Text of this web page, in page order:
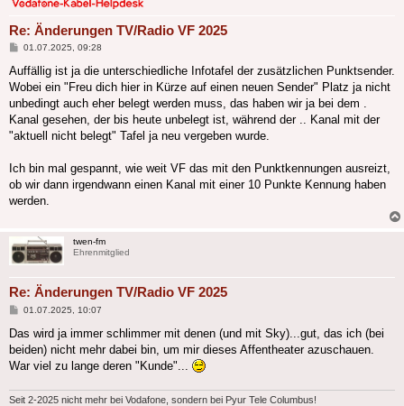
Re: Änderungen TV/Radio VF 2025
Beitrag
01.07.2025, 09:28
Auffällig ist ja die unterschiedliche Infotafel der zusätzlichen Punktsender.
Wobei ein "Freu dich hier in Kürze auf einen neuen Sender" Platz ja nicht
unbedingt auch eher belegt werden muss, das haben wir ja bei dem .
Kanal gesehen, der bis heute unbelegt ist, während der .. Kanal mit der
"aktuell nicht belegt" Tafel ja neu vergeben wurde.
Ich bin mal gespannt, wie weit VF das mit den Punktkennungen ausreizt,
ob wir dann irgendwann einen Kanal mit einer 10 Punkte Kennung haben
werden.
twen-fm
Ehrenmitglied
Re: Änderungen TV/Radio VF 2025
Beitrag
01.07.2025, 10:07
Das wird ja immer schlimmer mit denen (und mit Sky)...gut, das ich (bei
beiden) nicht mehr dabei bin, um mir dieses Affentheater azuschauen.
War viel zu lange deren "Kunde"...
Seit 2-2025 nicht mehr bei Vodafone, sondern bei Pyur Tele Columbus!